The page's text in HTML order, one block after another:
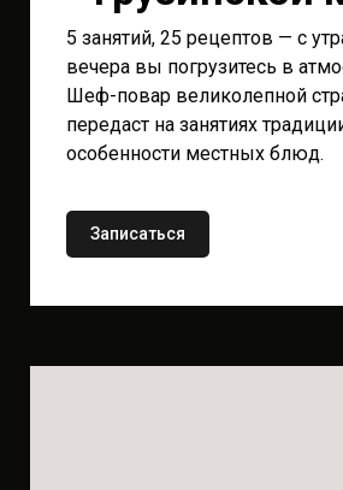
5 занятий, 25 рецептов — с
вечера вы погрузитесь в
Шеф-повар великолепной
передаст на занятиях
особенности местных блюд.
Записаться